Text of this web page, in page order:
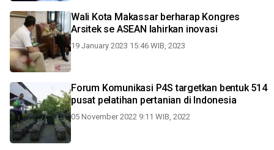
Wali Kota Makassar berharap Kongres
Arsitek se ASEAN lahirkan inovasi
19 January 2023 15:46 WIB, 2023
Forum Komunikasi P4S targetkan bentuk 514
pusat pelatihan pertanian di Indonesia
05 November 2022 9:11 WIB, 2022